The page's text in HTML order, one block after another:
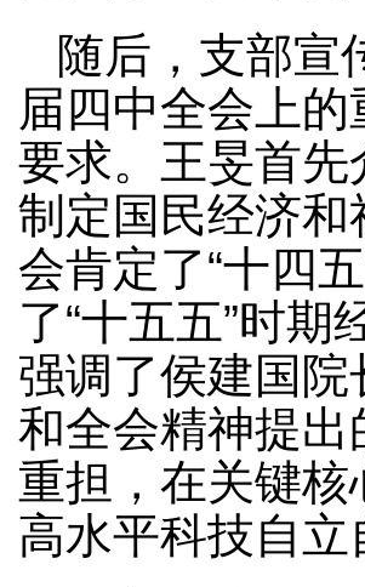
随后，支部宣
届四中全会上
要求。王旻首
制定国民经济
会肯定了“十四
了“十五五”时
强调了侯建国
和全会精神提
重担，在关键
高水平科技自